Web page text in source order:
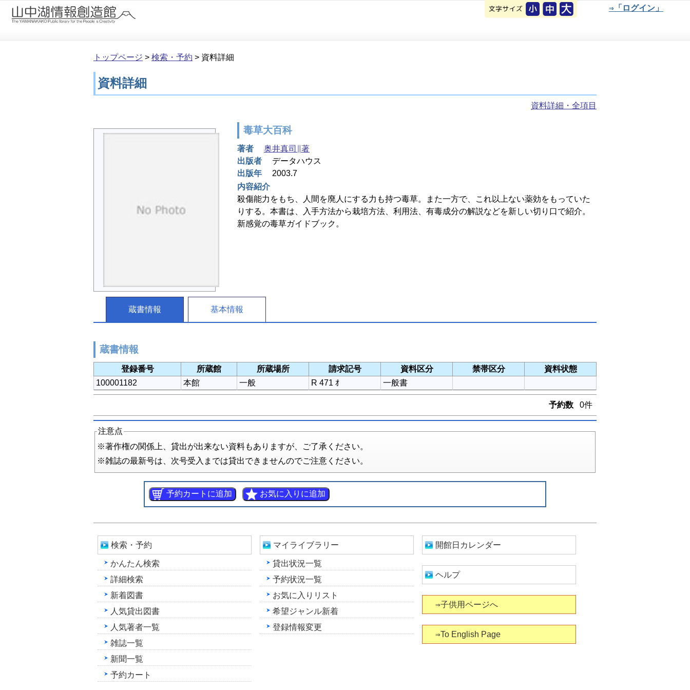
本文へ移動 ⇒「ログイン」
トップページ > 検索・予約 > 資料詳細
資料詳細
資料詳細・全項目
毒草大百科
著者
奥井真司∥著
出版者
データハウス
出版年
2003.7
内容紹介
殺傷能力をもち、人間を廃人にする力も持つ毒草。また一方で、これ以上ない薬効をもっていた
りする。本書は、入手方法から栽培方法、利用法、有毒成分の解説などを新しい切り口で紹介。
新感覚の毒草ガイドブック。
蔵書情報 基本情報
蔵書情報
登録番号 所蔵館 所蔵場所 請求記号 資料区分 禁帯区分
資料状態
100001182
本館 一般 R 471 ｵ 一般書
予約数 0件
注意点
※著作権の関係上、貸出が出来ない資料もありますが、ご了承ください。
※雑誌の最新号は、次号受入までは貸出できませんのでご注意ください。
検索・予約
かんたん検索
詳細検索
新着図書
人気貸出図書
人気著者一覧
雑誌一覧
新聞一覧
予約カート
マイライブラリー
貸出状況一覧
予約状況一覧
お気に入りリスト
希望ジャンル新着
登録情報変更
開館日カレンダー
ヘルプ
⇒子供用ページへ
⇒To English Page